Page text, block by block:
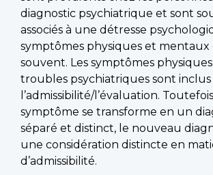
diagnostic psychiatrique et sont
associés à une détresse
symptômes physiques et mentaux
souvent. Les symptômes physiques
troubles psychiatriques sont inclus
l’admissibilité/l’évaluation.
symptôme se transforme en un
séparé et distinct, le nouveau
une considération distincte en
d’admissibilité.